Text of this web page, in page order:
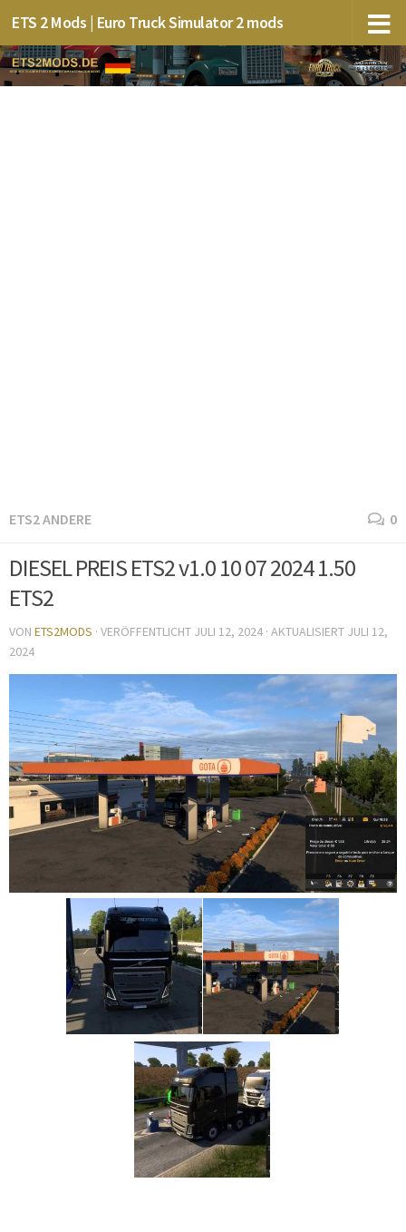
ETS 2 Mods | Euro Truck Simulator 2 mods
ETS2 ANDERE 0
DIESEL PREIS ETS2 v1.0 10 07 2024 1.50
ETS2
VON ETS2MODS · VERÖFFENTLICHT JULI 12, 2024 · AKTUALISIERT JULI 12,
2024